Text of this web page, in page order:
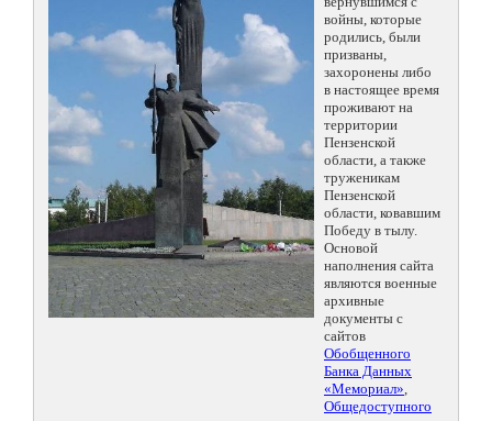
войны, которые
родились, были
призваны,
захоронены либо
в настоящее время
проживают на
территории
Пензенской
области, а также
труженикам
Пензенской
области, ковавшим
Победу в тылу.
Основой
наполнения сайта
являются военные
архивные
документы с
сайтов
Обобщенного
Банка Данных
«Мемориал»,
Общедоступного